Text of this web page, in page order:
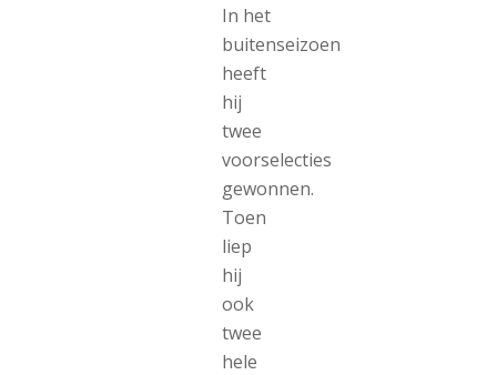
In het
buitenseizoen
heeft
hij
twee
voorselecties
gewonnen.
Toen
liep
hij
ook
twee
hele